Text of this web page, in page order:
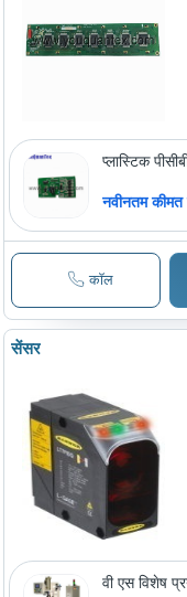
प्लास्टिक
नवीनतम कीमत
कॉल
सेंसर
वी एस विशेष